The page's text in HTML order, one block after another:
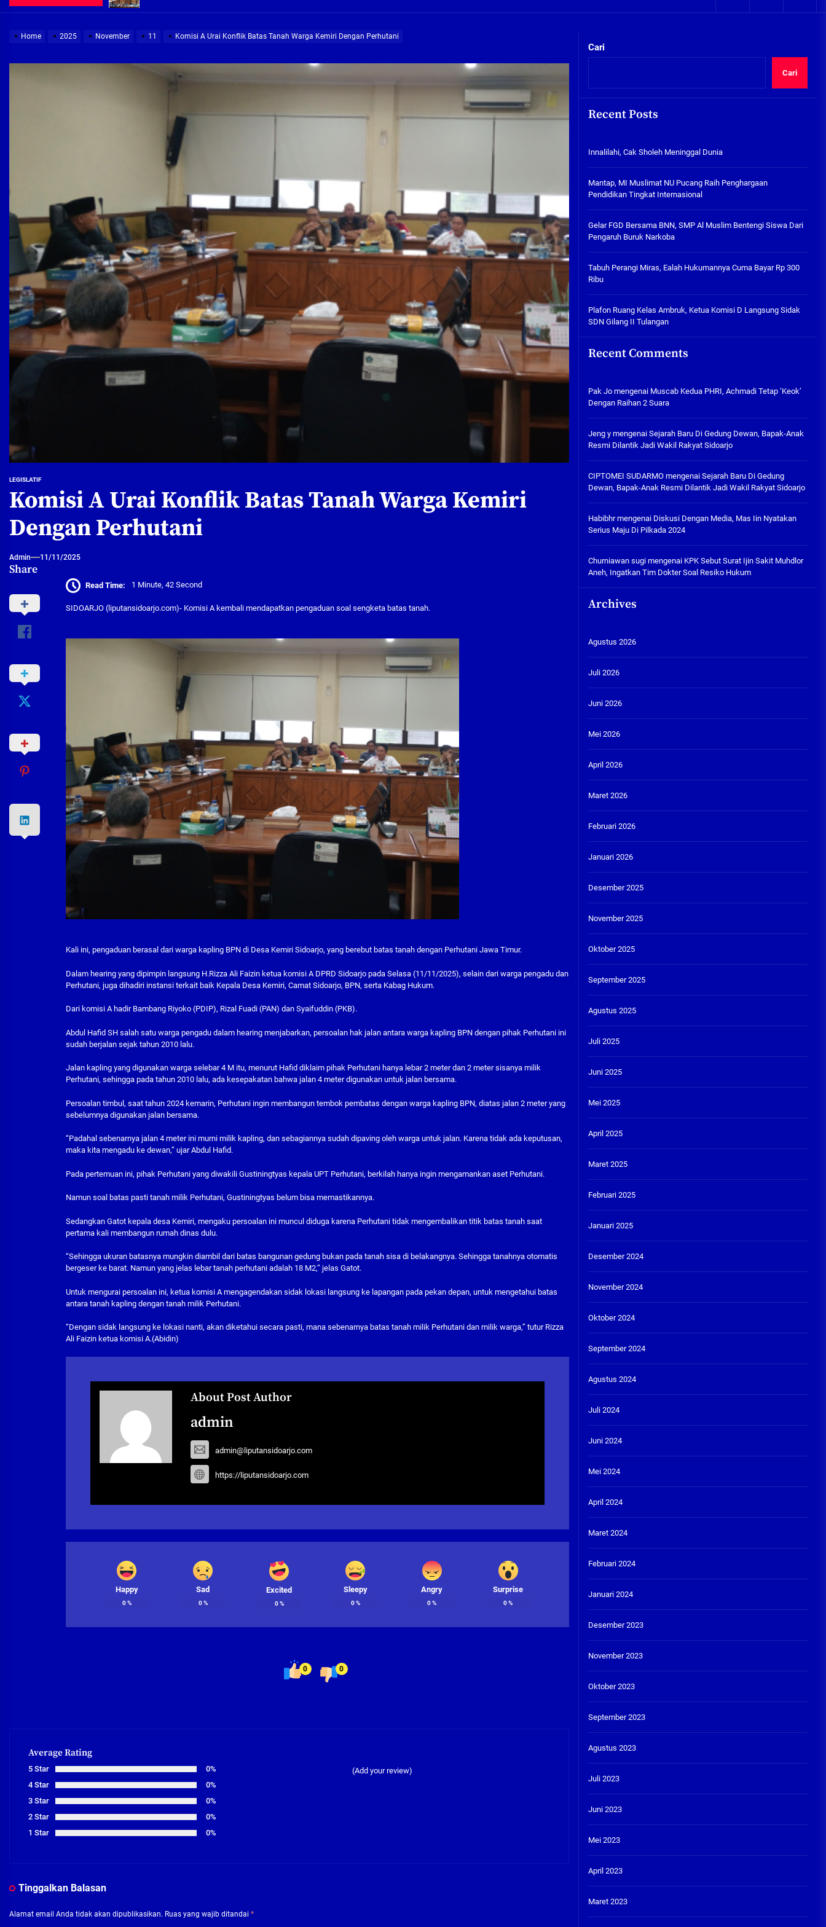
SDN Gilang II Tulangan
Mantap, MI Muslimat NU
Pucang Raih Penghargaan
Pendidikan Tingkat
Internasional
06/08/2026
Gelar FGD Bersama BNN, SMP Al
Muslim Bentengi Siswa Dari
05/08/2026
Hukumannya Cuma Bayar Rp
300 Ribu
Plafon Ruang Kelas Ambruk,
Ketua Komisi D Langsung Sidak
05/08/2026
Pembebasan Lahan Hampir Rampung, Pembangunan Fly over Gedangan Semakin Dekat
Demi Jajaran Direksi Delta Tirta Yang Profesional Dan Kapabel, Komisi B Dua Kali Panggil Pansel Dan Minta Ada Pakta Integritas
Home 2025 November 11 Komisi A Urai Konflik Batas Tanah Warga Kemiri Dengan Perhutani
LEGISLATIF
Komisi A Urai Konflik Batas Tanah Warga Kemiri
Dengan Perhutani
Admin 11/11/2025
Share
Read Time: 1 Minute, 42 Second
SIDOARJO (liputansidoarjo.com)- Komisi A kembali mendapatkan pengaduan soal sengketa batas tanah.
Kali ini, pengaduan berasal dari warga kapling BPN di Desa Kemiri Sidoarjo, yang berebut batas tanah dengan Perhutani Jawa Timur.
Dalam hearing yang dipimpin langsung H.Rizza Ali Faizin ketua komisi A DPRD Sidoarjo pada Selasa (11/11/2025), selain dari warga pengadu dan
Perhutani, juga dihadiri instansi terkait baik Kepala Desa Kemiri, Camat Sidoarjo, BPN, serta Kabag Hukum.
Dari komisi A hadir Bambang Riyoko (PDIP), Rizal Fuadi (PAN) dan Syaifuddin (PKB).
Abdul Hafid SH salah satu warga pengadu dalam hearing menjabarkan, persoalan hak jalan antara warga kapling BPN dengan pihak Perhutani ini
sudah berjalan sejak tahun 2010 lalu.
Jalan kapling yang digunakan warga selebar 4 M itu, menurut Hafid diklaim pihak Perhutani hanya lebar 2 meter dan 2 meter sisanya milik
Perhutani, sehingga pada tahun 2010 lalu, ada kesepakatan bahwa jalan 4 meter digunakan untuk jalan bersama.
Persoalan timbul, saat tahun 2024 kemarin, Perhutani ingin membangun tembok pembatas dengan warga kapling BPN, diatas jalan 2 meter yang
sebelumnya digunakan jalan bersama.
“Padahal sebenarnya jalan 4 meter ini murni milik kapling, dan sebagiannya sudah dipaving oleh warga untuk jalan. Karena tidak ada keputusan,
maka kita mengadu ke dewan,” ujar Abdul Hafid.
Pada pertemuan ini, pihak Perhutani yang diwakili Gustiningtyas kepala UPT Perhutani, berkilah hanya ingin mengamankan aset Perhutani.
Namun soal batas pasti tanah milik Perhutani, Gustiningtyas belum bisa memastikannya.
Sedangkan Gatot kepala desa Kemiri, mengaku persoalan ini muncul diduga karena Perhutani tidak mengembalikan titik batas tanah saat
pertama kali membangun rumah dinas dulu.
“Sehingga ukuran batasnya mungkin diambil dari batas bangunan gedung bukan pada tanah sisa di belakangnya. Sehingga tanahnya otomatis
bergeser ke barat. Namun yang jelas lebar tanah perhutani adalah 18 M2,” jelas Gatot.
Untuk mengurai persoalan ini, ketua komisi A mengagendakan sidak lokasi langsung ke lapangan pada pekan depan, untuk mengetahui batas
antara tanah kapling dengan tanah milik Perhutani.
“Dengan sidak langsung ke lokasi nanti, akan diketahui secara pasti, mana sebenarnya batas tanah milik Perhutani dan milik warga,” tutur Rizza
Ali Faizin ketua komisi A.(Abidin)
About Post Author
admin
admin@liputansidoarjo.com
https://liputansidoarjo.com
Happy
0%
Sad
0%
Excited
0%
Sleepy
0%
Angry
0%
Surprise
0%
0 0
Average Rating
5 Star
0%
4 Star
0%
3 Star
0%
2 Star
0%
1 Star
0%
(Add your review)
Tinggalkan Balasan
Alamat email Anda tidak akan dipublikasikan. Ruas yang wajib ditandai *
Cari
Cari
Recent Posts
Innalilahi, Cak Sholeh Meninggal Dunia
Mantap, MI Muslimat NU Pucang Raih Penghargaan
Pendidikan Tingkat Internasional
Gelar FGD Bersama BNN, SMP Al Muslim Bentengi Siswa Dari
Pengaruh Buruk Narkoba
Tabuh Perangi Miras, Ealah Hukumannya Cuma Bayar Rp 300
Ribu
Plafon Ruang Kelas Ambruk, Ketua Komisi D Langsung Sidak
SDN Gilang II Tulangan
Recent Comments
Pak Jomengenai Muscab Kedua PHRI, Achmadi Tetap ‘Keok’
Dengan Raihan 2 Suara
Jeng ymengenai Sejarah Baru Di Gedung Dewan, Bapak-Anak
Resmi Dilantik Jadi Wakil Rakyat Sidoarjo
CIPTOMEI SUDARMOmengenai Sejarah Baru Di Gedung
Dewan, Bapak-Anak Resmi Dilantik Jadi Wakil Rakyat Sidoarjo
Habibhrmengenai Diskusi Dengan Media, Mas Iin Nyatakan
Serius Maju Di Pilkada 2024
Churniawan sugimengenai KPK Sebut Surat Ijin Sakit Muhdlor
Aneh, Ingatkan Tim Dokter Soal Resiko Hukum
Archives
Agustus 2026
Juli 2026
Juni 2026
Mei 2026
April 2026
Maret 2026
Februari 2026
Januari 2026
Desember 2025
November 2025
Oktober 2025
September 2025
Agustus 2025
Juli 2025
Juni 2025
Mei 2025
April 2025
Maret 2025
Februari 2025
Januari 2025
Desember 2024
November 2024
Oktober 2024
September 2024
Agustus 2024
Juli 2024
Juni 2024
Mei 2024
April 2024
Maret 2024
Februari 2024
Januari 2024
Desember 2023
November 2023
Oktober 2023
September 2023
Agustus 2023
Juli 2023
Juni 2023
Mei 2023
April 2023
Maret 2023